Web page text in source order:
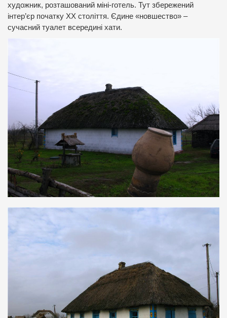
художник, розташований міні-готель. Тут збережений
інтер’єр початку ХХ століття. Єдине «новшество» –
сучасний туалет всередині хати.